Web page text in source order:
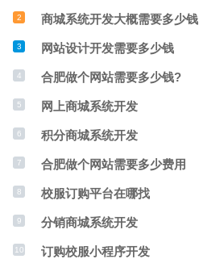
2 商城系统开发大概需要多少钱
3 网站设计开发需要多少钱
4 合肥做个网站需要多少钱?
5 网上商城系统开发
6 积分商城系统开发
7 合肥做个网站需要多少费用
8 校服订购平台在哪找
9 分销商城系统开发
10 订购校服小程序开发